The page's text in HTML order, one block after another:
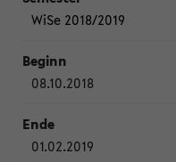
WiSe 2018/2019
08.10.2018
01.02.2019